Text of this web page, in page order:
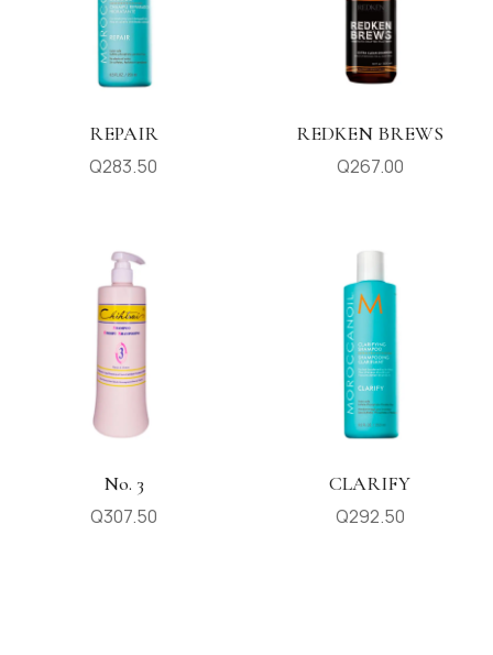
REPAIR
Q283.50
REDKEN BREWS
Q267.00
No. 3
Q307.50
CLARIFY
Q292.50